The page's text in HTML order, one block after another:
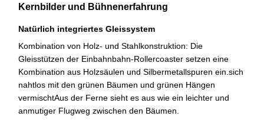
Kernbilder und Bühnenerfahrung
Natürlich integriertes Gleissystem
Kombination von Holz- und Stahlkonstruktion: Die
Gleisstützen der Einbahnbahn-Rollercoaster setzen eine
Kombination aus Holzsäulen und Silbermetallspuren ein.sich
nahtlos mit den grünen Bäumen und grünen Hängen
vermischtAus der Ferne sieht es aus wie ein leichter und
anmutiger Flugweg zwischen den Bäumen.